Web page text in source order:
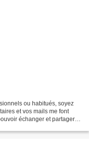
ou habitués, soyez
et vos mails me font
échanger et partager